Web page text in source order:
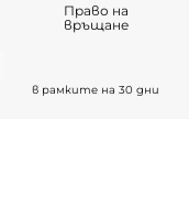
Право на
връщане
в рамките на 30 дни